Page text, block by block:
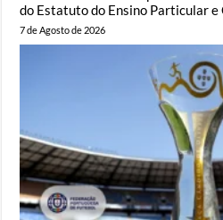
do Estatuto do Ensino Particular
7 de Agosto de 2026